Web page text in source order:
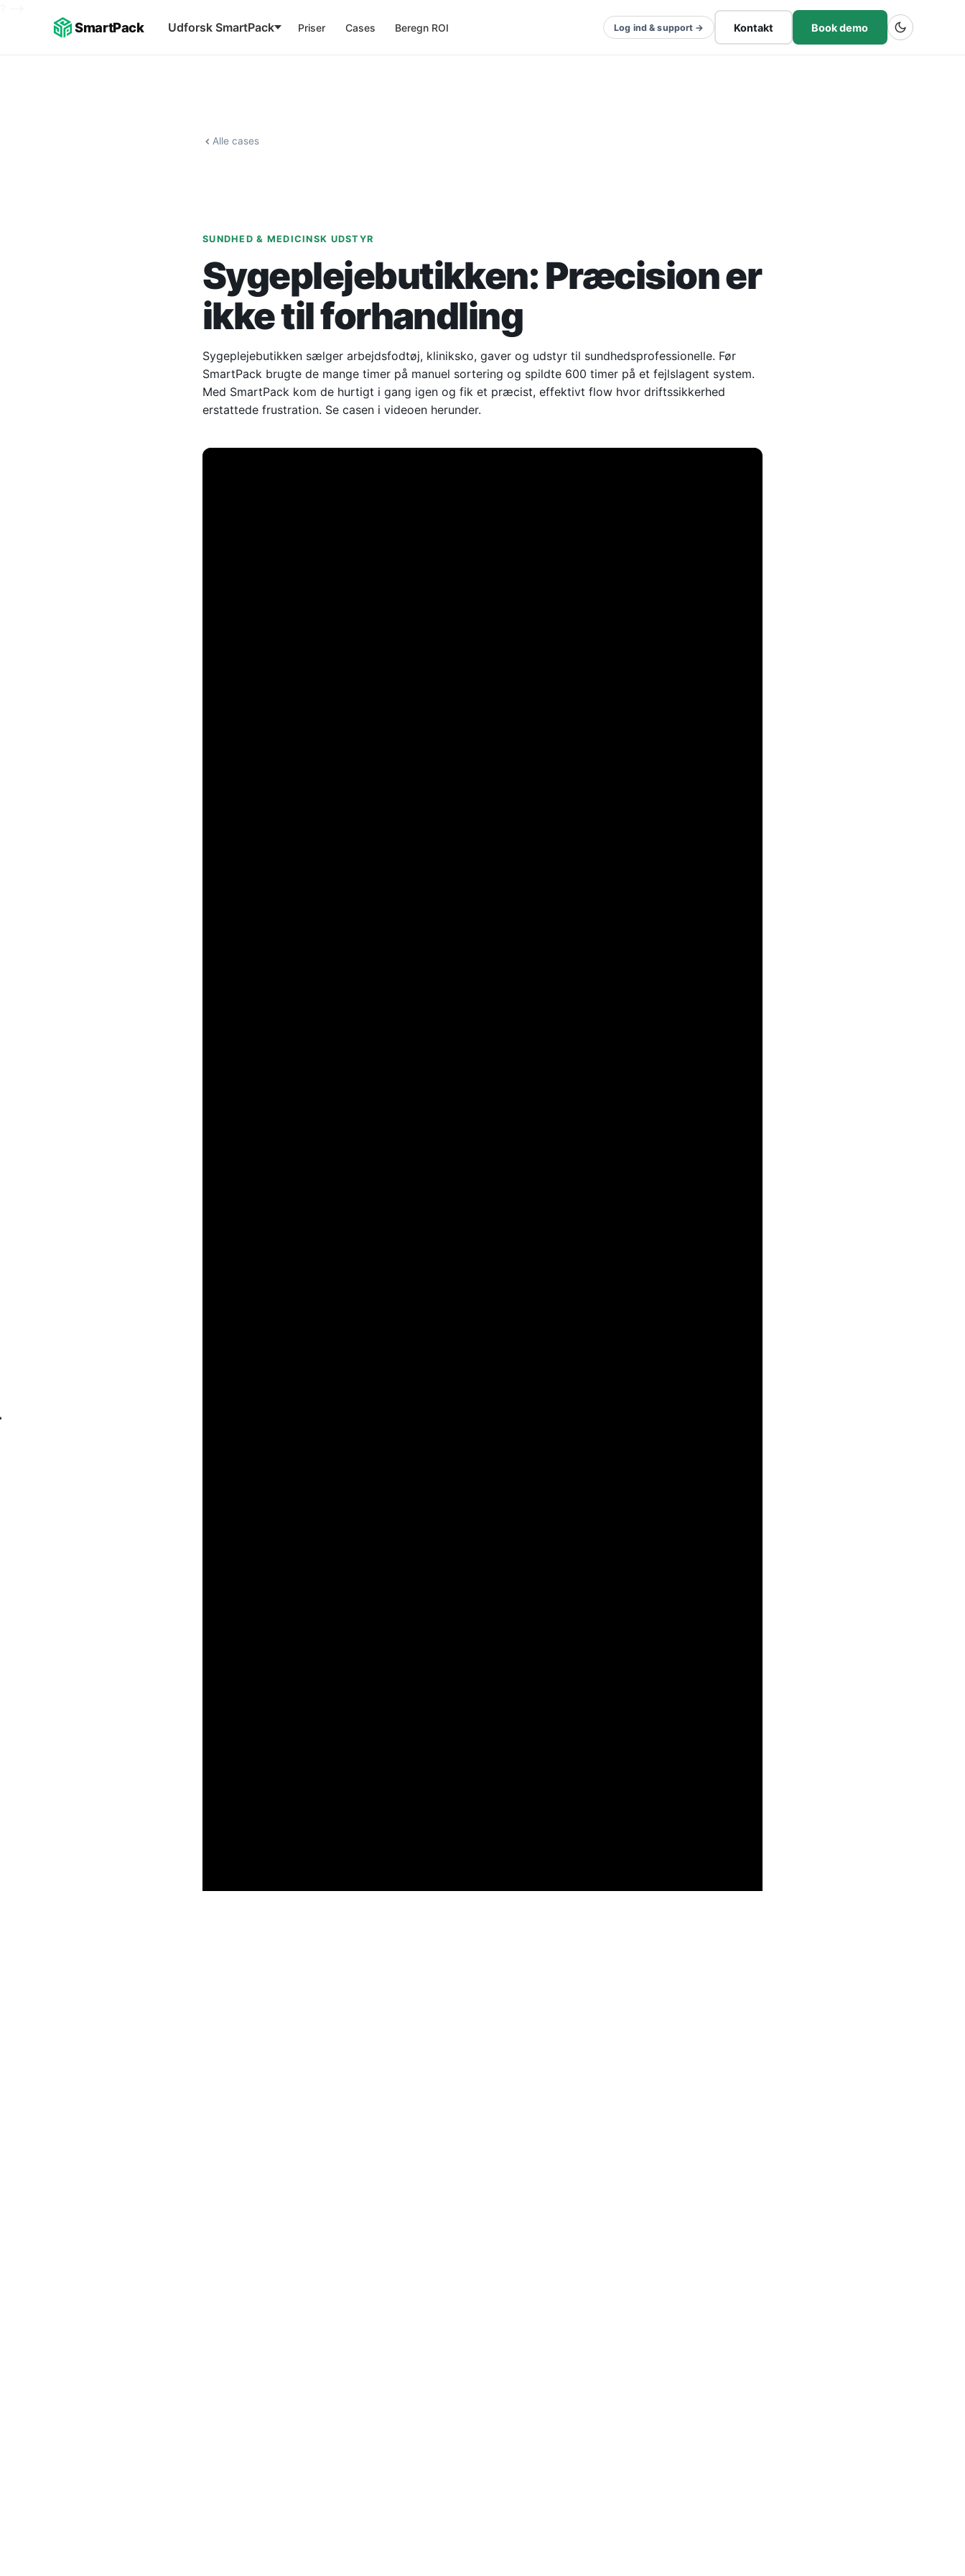
SmartPack Udforsk SmartPack Priser Cases Beregn ROI Log ind & support → Kontakt Book demo
Alle cases
SUNDHED & MEDICINSK UDSTYR
Sygeplejebutikken: Præcision er
ikke til forhandling
Sygeplejebutikken sælger arbejdsfodtøj, kliniksko, gaver og udstyr til sundhedsprofessionelle. Før
SmartPack brugte de mange timer på manuel sortering og spildte 600 timer på et fejlslagent system.
Med SmartPack kom de hurtigt i gang igen og fik et præcist, effektivt flow hvor driftssikkerhed
erstattede frustration. Se casen i videoen herunder.